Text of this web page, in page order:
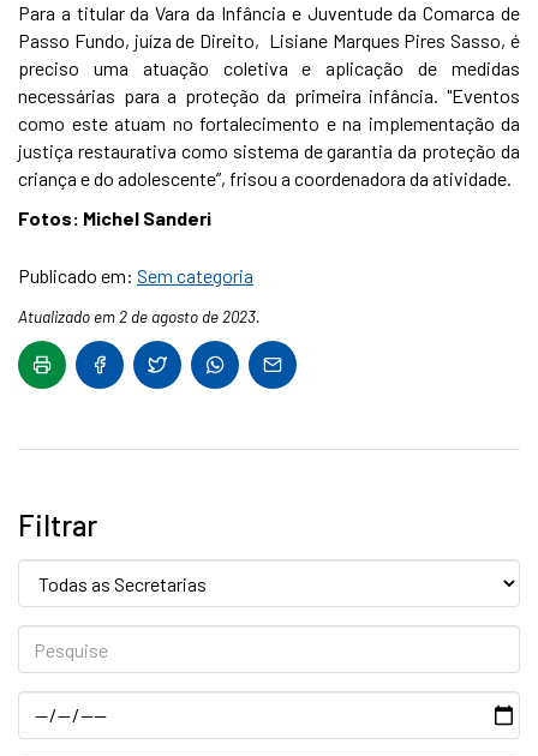
Para a titular da Vara da Infância e Juventude da Comarca de
Passo Fundo, juíza de Direito, Lisiane Marques Pires Sasso, é
preciso uma atuação coletiva e aplicação de medidas
necessárias para a proteção da primeira infância. "Eventos
como este atuam no fortalecimento e na implementação da
justiça restaurativa como sistema de garantia da proteção da
criança e do adolescente”, frisou a coordenadora da atividade.
Fotos: Michel Sanderi
Publicado em: Sem categoria
Atualizado em 2 de agosto de 2023.
Filtrar
Data